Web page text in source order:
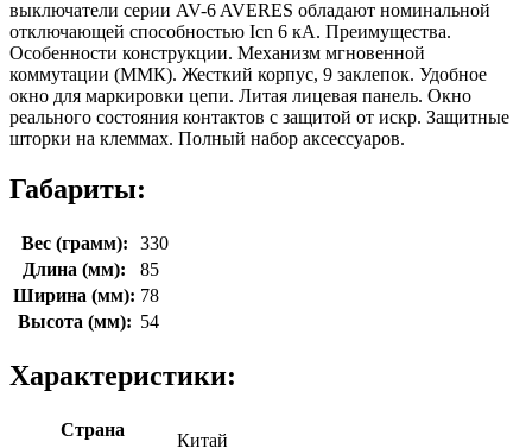
выключатели серии AV-6 AVERES обладают номинальной
отключающей способностью Icn 6 кА. Преимущества.
Особенности конструкции. Механизм мгновенной
коммутации (ММК). Жесткий корпус, 9 заклепок. Удобное
окно для маркировки цепи. Литая лицевая панель. Окно
реального состояния контактов с защитой от искр. Защитные
шторки на клеммах. Полный набор аксессуаров.
Габариты:
Вес (грамм):
330
Длина (мм):
85
Ширина (мм): 78
Высота (мм): 54
Характеристики:
Страна
Китай